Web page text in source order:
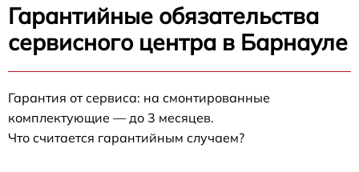
Гарантийные обязательства
сервисного центра в Барнауле
Гарантия от сервиса: на смонтированные
комплектующие — до 3 месяцев.
Что считается гарантийным случаем?